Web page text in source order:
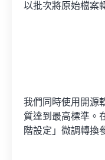
以批次將原始檔案
我們同時使用開源
質達到最高標準。
階設定」微調轉換